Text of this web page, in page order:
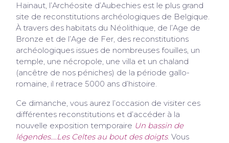
Hainaut, l’Archéosite d’Aubechies est le plus grand
site de reconstitutions archéologiques de Belgique.
À travers des habitats du Néolithique, de l’Age de
Bronze et de l’Age de Fer, des reconstitutions
archéologiques issues de nombreuses fouilles, un
temple, une nécropole, une villa et un chaland
(ancêtre de nos péniches) de la période gallo-
romaine, il retrace 5000 ans d’histoire.
Ce dimanche, vous aurez l’occasion de visiter ces
différentes reconstitutions et d’accéder à la
nouvelle exposition temporaire Un bassin de
légendes….Les Celtes au bout des doigts. Vous